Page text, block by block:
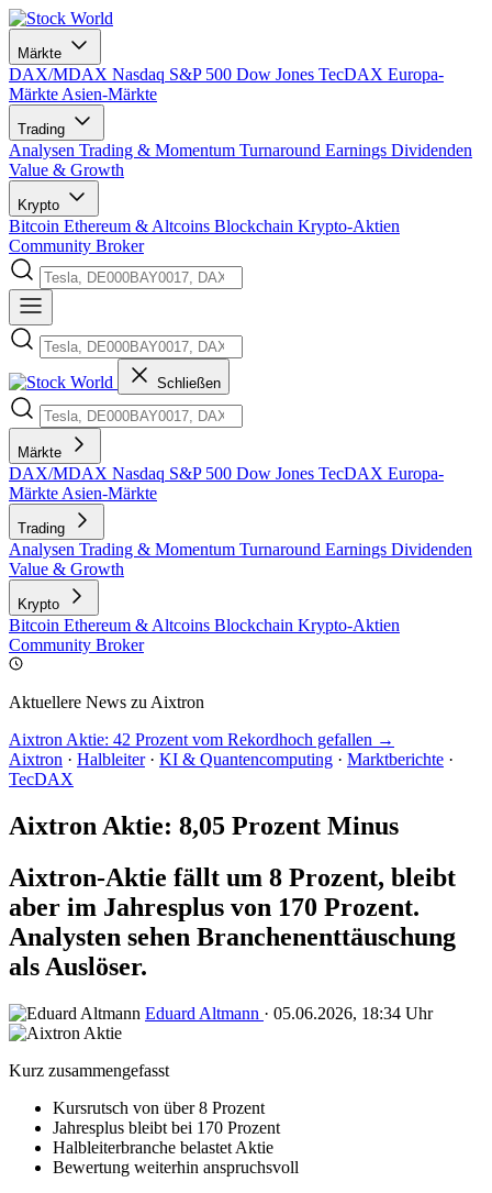
Märkte
DAX/MDAX Nasdaq S&P 500 Dow Jones TecDAX Europa-
Märkte Asien-Märkte
Trading
Analysen Trading & Momentum Turnaround Earnings Dividenden
Value & Growth
Krypto
Bitcoin Ethereum & Altcoins Blockchain Krypto-Aktien
Community Broker
Schließen
Märkte
DAX/MDAX Nasdaq S&P 500 Dow Jones TecDAX Europa-
Märkte Asien-Märkte
Trading
Analysen Trading & Momentum Turnaround Earnings Dividenden
Value & Growth
Krypto
Bitcoin Ethereum & Altcoins Blockchain Krypto-Aktien
Community Broker
Aktuellere News zu Aixtron
Aixtron Aktie: 42 Prozent vom Rekordhoch gefallen →
Aixtron · Halbleiter · KI & Quantencomputing · Marktberichte ·
TecDAX
Aixtron Aktie: 8,05 Prozent Minus
Aixtron-Aktie fällt um 8 Prozent, bleibt
aber im Jahresplus von 170 Prozent.
Analysten sehen Branchenenttäuschung
als Auslöser.
Eduard Altmann · 05.06.2026, 18:34 Uhr
Kurz zusammengefasst
Kursrutsch von über 8 Prozent
Jahresplus bleibt bei 170 Prozent
Halbleiterbranche belastet Aktie
Bewertung weiterhin anspruchsvoll